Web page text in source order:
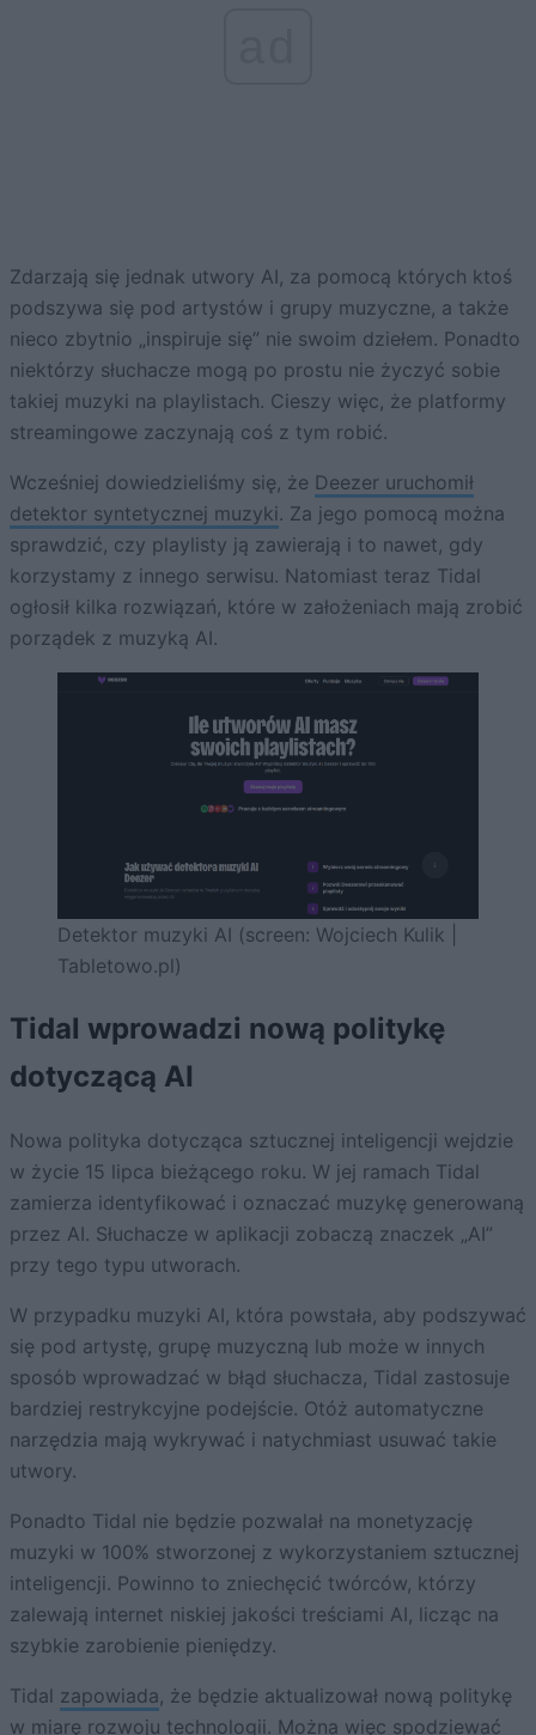
Zdarzają się jednak utwory AI, za pomocą których ktoś
podszywa się pod artystów i grupy muzyczne, a także
nieco zbytnio „inspiruje się” nie swoim dziełem. Ponadto
niektórzy słuchacze mogą po prostu nie życzyć sobie
takiej muzyki na playlistach. Cieszy więc, że platformy
streamingowe zaczynają coś z tym robić.
Wcześniej dowiedzieliśmy się, że Deezer uruchomił
detektor syntetycznej muzyki. Za jego pomocą można
sprawdzić, czy playlisty ją zawierają i to nawet, gdy
korzystamy z innego serwisu. Natomiast teraz Tidal
ogłosił kilka rozwiązań, które w założeniach mają zrobić
porządek z muzyką AI.
Detektor muzyki AI (screen: Wojciech Kulik |
Tabletowo.pl)
Tidal wprowadzi nową politykę
dotyczącą AI
Nowa polityka dotycząca sztucznej inteligencji wejdzie
w życie 15 lipca bieżącego roku. W jej ramach Tidal
zamierza identyfikować i oznaczać muzykę generowaną
przez AI. Słuchacze w aplikacji zobaczą znaczek „AI”
przy tego typu utworach.
W przypadku muzyki AI, która powstała, aby podszywać
się pod artystę, grupę muzyczną lub może w innych
sposób wprowadzać w błąd słuchacza, Tidal zastosuje
bardziej restrykcyjne podejście. Otóż automatyczne
narzędzia mają wykrywać i natychmiast usuwać takie
utwory.
Ponadto Tidal nie będzie pozwalał na monetyzację
muzyki w 100% stworzonej z wykorzystaniem sztucznej
inteligencji. Powinno to zniechęcić twórców, którzy
zalewają internet niskiej jakości treściami AI, licząc na
szybkie zarobienie pieniędzy.
Tidal zapowiada, że będzie aktualizował nową politykę
w miarę rozwoju technologii. Można więc spodziewać